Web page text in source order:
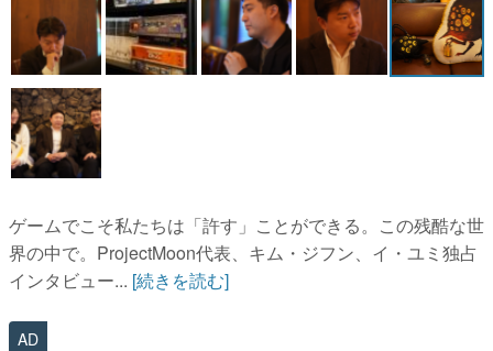
ゲームでこそ私たちは「許す」ことができる。この残酷な世
界の中で。ProjectMoon代表、キム・ジフン、イ・ユミ独占
インタビュー... [続きを読む]
AD